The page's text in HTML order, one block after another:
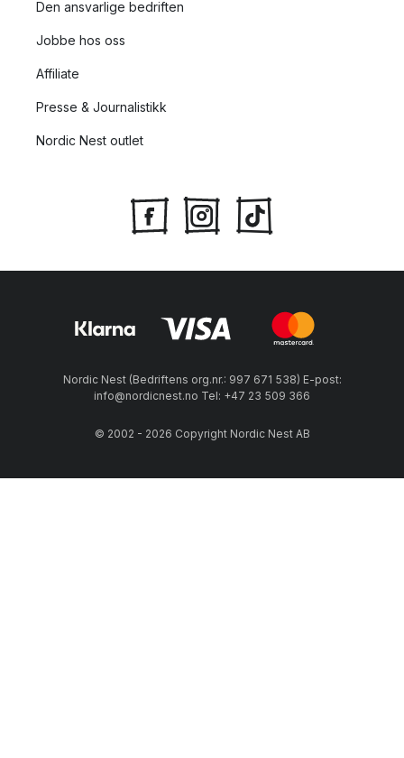
Den ansvarlige bedriften
Jobbe hos oss
Affiliate
Presse & Journalistikk
Nordic Nest outlet
Nordic Nest (Bedriftens org.nr.: 997 671 538) E-post:
info@nordicnest.no Tel: +47 23 509 366
© 2002 - 2026 Copyright Nordic Nest AB